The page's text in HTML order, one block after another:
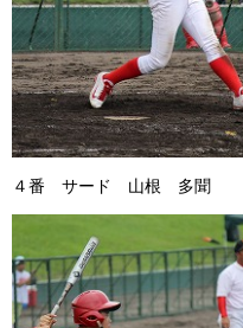
４番 サード 山根 多聞